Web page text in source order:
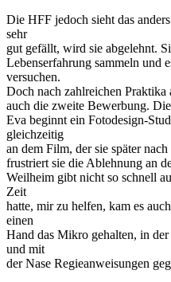
Die HFF jedoch sieht das
sehr
gut gefällt, wird sie abgelehnt.
Lebenserfahrung sammeln und
versuchen.
Doch nach zahlreichen Praktika
auch die zweite Bewerbung.
Eva beginnt ein Fotodesign-
gleichzeitig
an dem Film, der sie später
frustriert sie die Ablehnung an
Weilheim gibt nicht so schnell
Zeit
hatte, mir zu helfen, kam es
einen
Hand das Mikro gehalten, in
und mit
der Nase Regieanweisungen